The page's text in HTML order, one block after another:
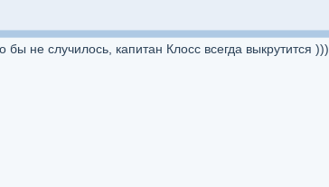
не случилось, капитан Клосс всегда выкрутится )))